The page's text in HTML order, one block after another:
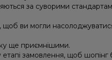
за суворими
щоб ви могли
ще приємнішими.
замовлення, щоб шопінг